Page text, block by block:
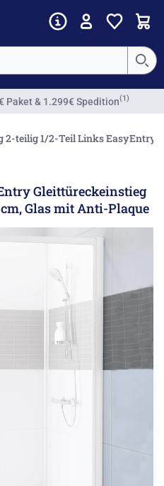
2-teilig 1/2-Teil Links EasyEntry
Gleittüreckeinstieg
Glas mit Anti-Plaque